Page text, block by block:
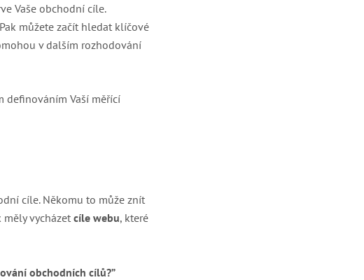
Vaše obchodní cíle.
můžete začít hledat klíčové
v dalším rozhodování
definováním Vaší měřící
cíle. Někomu to může znít
měly vycházetcíle webu, které
obchodních cílů?”